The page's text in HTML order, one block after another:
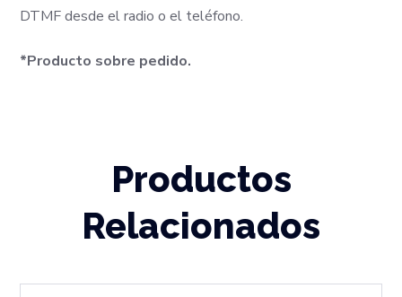
DTMF desde el radio o el teléfono.
*Producto sobre pedido.
Productos
Relacionados